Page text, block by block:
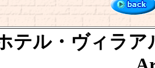
テル・ヴィラ